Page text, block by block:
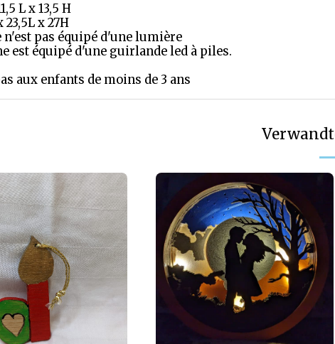
L x 13,5 H
x 27H
n'est pas équipé d'une lumière
est équipé d'une guirlande led à piles.
aux enfants de moins de 3 ans